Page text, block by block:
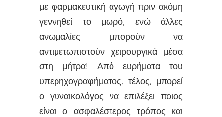
με φαρμακευτική αγωγή πριν ακόμη
γεννηθεί το μωρό, ενώ άλλες
ανωμαλίες μπορούν να
αντιμετωπιστούν χειρουργικά μέσα
στη μήτρα! Από ευρήματα του
υπερηχογραφήματος, τέλος, μπορεί
ο γυναικολόγος να επιλέξει ποιος
είναι ο ασφαλέστερος τρόπος και